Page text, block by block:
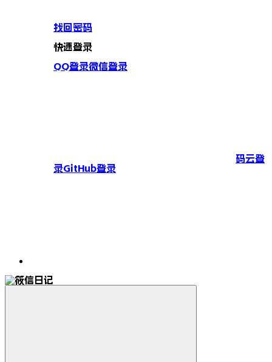
找回密码
快速登录
QQ登录微信登录
码云登
录GitHub登录